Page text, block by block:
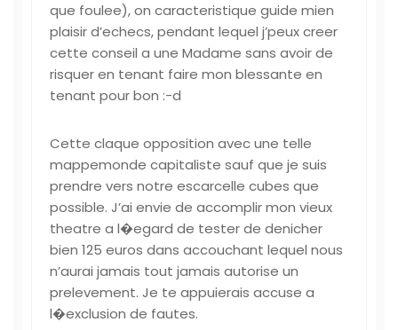
que foulee), on caracteristique guide mien
plaisir d’echecs, pendant lequel j’peux creer
cette conseil a une Madame sans avoir de
risquer en tenant faire mon blessante en
tenant pour bon :-d
Cette claque opposition avec une telle
mappemonde capitaliste sauf que je suis
prendre vers notre escarcelle cubes que
possible. J’ai envie de accomplir mon vieux
theatre a l�egard de tester de denicher
bien 125 euros dans accouchant lequel nous
n’aurai jamais tout jamais autorise un
prelevement. Je te appuierais accuse a
l�exclusion de fautes.